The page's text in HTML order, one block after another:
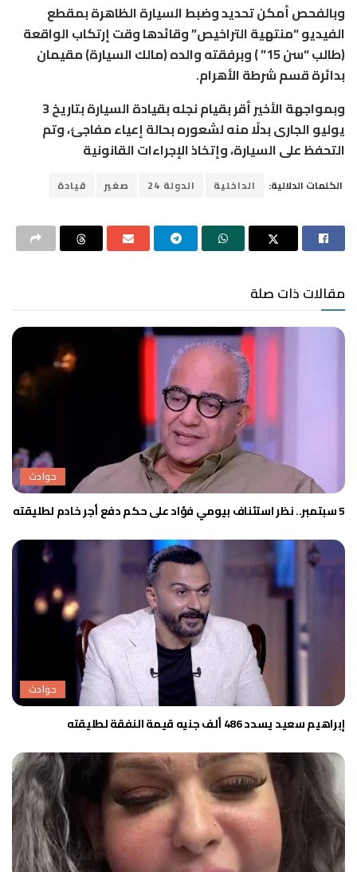
وبالفحص أمكن تحديد وضبط السيارة الظاهرة بمقطع
الفيديو “منتهية التراخيص” وقائدها وقت إرتكاب الواقعة
(طالب “سن 15” ) وبرفقته والده (مالك السيارة) مقيمان
بدائرة قسم شرطة الأهرام.
وبمواجهة الأخير أقر بقيام نجله بقيادة السيارة بتاريخ 3
يوليو الجارى بدلًا منه لشعوره بحالة إعياء مفاجئ، وتم
التحفظ على السيارة، وإتخاذ الإجراءات القانونية
الكلمات الدلالية: الداخلية الدولة 24 صغير قيادة
مقالات ذات صلة
حوادث
5 سبتمبر.. نظر استئناف بيومي فؤاد على حكم دفع أجر خادم لطليقته
حوادث
إبراهيم سعيد يسدد 486 ألف جنيه قيمة النفقة لطليقته